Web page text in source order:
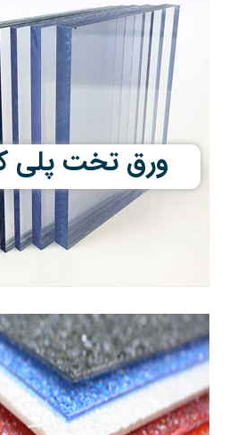
ورق تخت پلی